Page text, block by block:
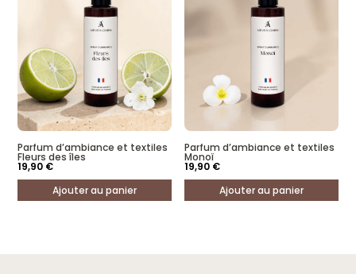
Parfum d’ambiance et textiles
Fleurs des îles
19,90 €
Ajouter au panier
Parfum d’ambiance et textiles
Monoï
19,90 €
Ajouter au panier